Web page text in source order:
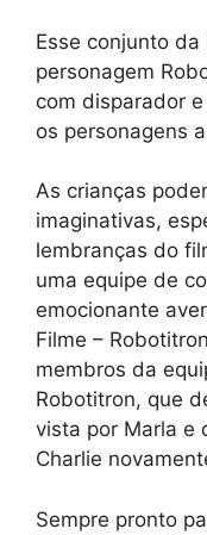
Esse conjunto
personagem
com disparador
os personagens
As crianças
imaginativas,
lembranças do
uma equipe de
emocionante
Filme –
membros da
Robotitron, que
vista por Marla e
Charlie
Sempre pronto